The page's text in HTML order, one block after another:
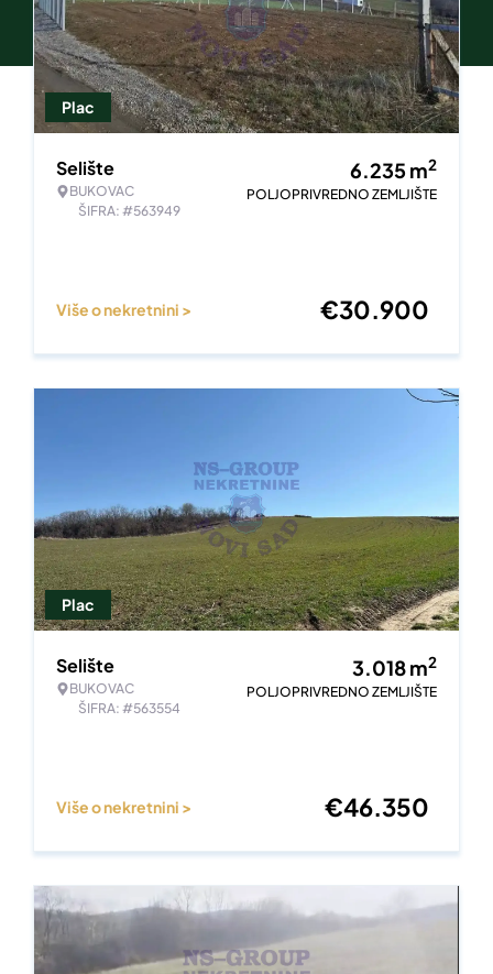
Plac
Selište
BUKOVAC
ŠIFRA: #563949
6.235m2
POLJOPRIVREDNO ZEMLJIŠTE
Više o nekretnini > €30.900
Plac
Selište
BUKOVAC
ŠIFRA: #563554
3.018m2
POLJOPRIVREDNO ZEMLJIŠTE
Više o nekretnini > €46.350